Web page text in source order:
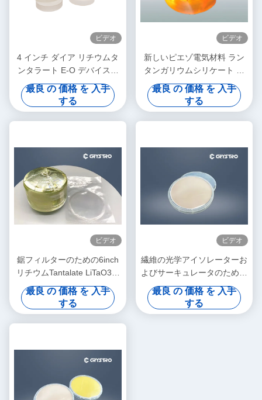
ビデオ
4 インチ ダイア リチウムタ
ンタラート E-O デバイスの
ためのトリゴナル LiTaO3 結
晶ウエファー
最良 の 価格 を 入手
する
ビデオ
新しいピエゾ電気材料 ラン
タンガリウムシリケート ラ
ンガサイト結晶
最良 の 価格 を 入手
する
ビデオ
鋸フィルターのための6inch
リチウムTantalate LiTaO3の
単結晶
最良 の 価格 を 入手
する
ビデオ
繊維の光学アイソレーターお
よびサーキュレータのための
リチウム ニオブ酸塩LiNbO3
の単結晶
最良 の 価格 を 入手
する